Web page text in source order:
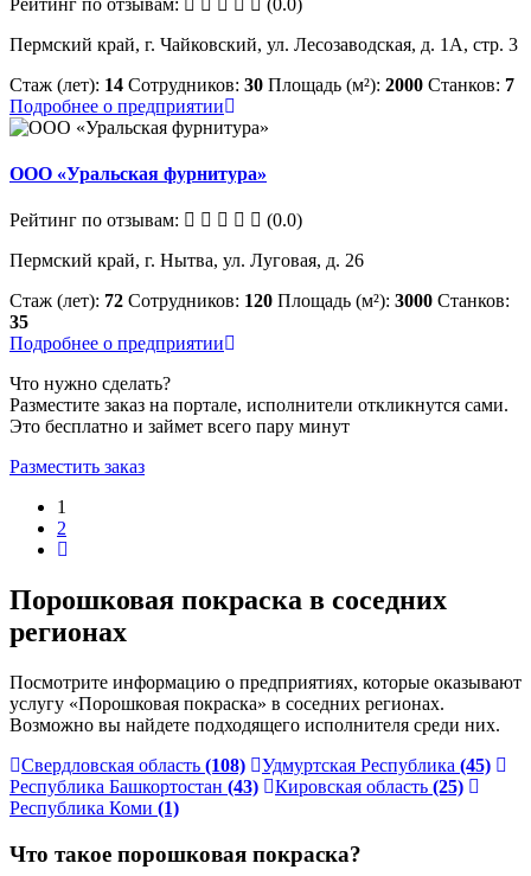
Пермский край, г. Чайковский, ул. Лесозаводская, д. 1А, стр. 3
Стаж (лет): 14 Сотрудников: 30 Площадь (м²): 2000 Станков: 7
Подробнее о предприятии
ООО «Уральская фурнитура»
Рейтинг по отзывам:
(0.0)
Пермский край, г. Нытва, ул. Луговая, д. 26
Стаж (лет): 72 Сотрудников: 120 Площадь (м²): 3000 Станков:
35
Подробнее о предприятии
Что нужно сделать?
Разместите заказ на портале, исполнители откликнутся сами.
Это бесплатно и займет всего пару минут
Разместить заказ
1
2
Порошковая покраска в соседних
регионах
Посмотрите информацию о предприятиях, которые оказывают
услугу «Порошковая покраска» в соседних регионах.
Возможно вы найдете подходящего исполнителя среди них.
Свердловская область (108) Удмуртская Республика (45)
Республика Башкортостан (43) Кировская область (25)
Республика Коми (1)
Что такое порошковая покраска?